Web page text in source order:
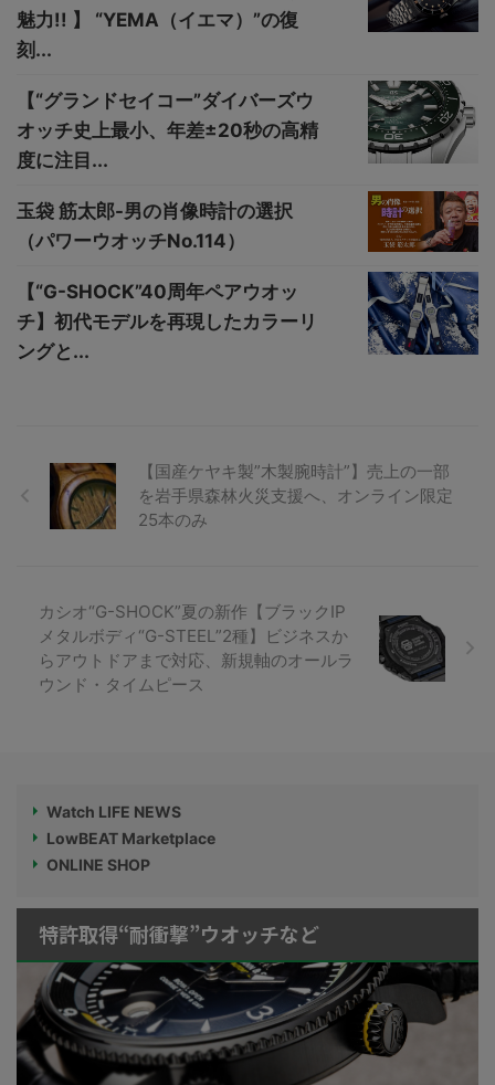
魅力!! 】 “YEMA（イエマ）”の復
刻...
【“グランドセイコー”ダイバーズウ
オッチ史上最小、年差±20秒の高精
度に注目...
玉袋 筋太郎-男の肖像時計の選択
（パワーウオッチNo.114）
【“G-SHOCK”40周年ペアウオッ
チ】初代モデルを再現したカラーリ
ングと...
【国産ケヤキ製”木製腕時計”】売上の一部
を岩手県森林火災支援へ、オンライン限定
25本のみ
カシオ“G-SHOCK”夏の新作【ブラックIP
メタルボディ“G-STEEL”2種】ビジネスか
らアウトドアまで対応、新規軸のオールラ
ウンド・タイムピース
Watch LIFE NEWS
LowBEAT Marketplace
ONLINE SHOP
特許取得“耐衝撃”ウオッチなど